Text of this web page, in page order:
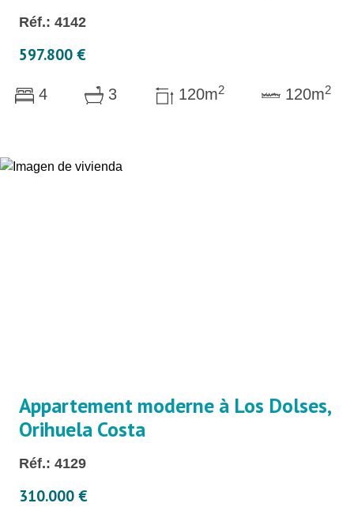
Réf.: 4142
597.800 €
4 3 120m2 120m2
Appartement moderne à Los Dolses,
Orihuela Costa
Réf.: 4129
310.000 €